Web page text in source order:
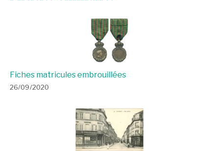
Fiches matricules embrouillées
26/09/2020